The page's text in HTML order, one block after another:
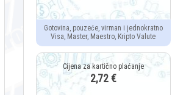
Gotovina, pouzeće, virman i jednokratno
Visa, Master, Maestro, Kripto Valute
2,72 €